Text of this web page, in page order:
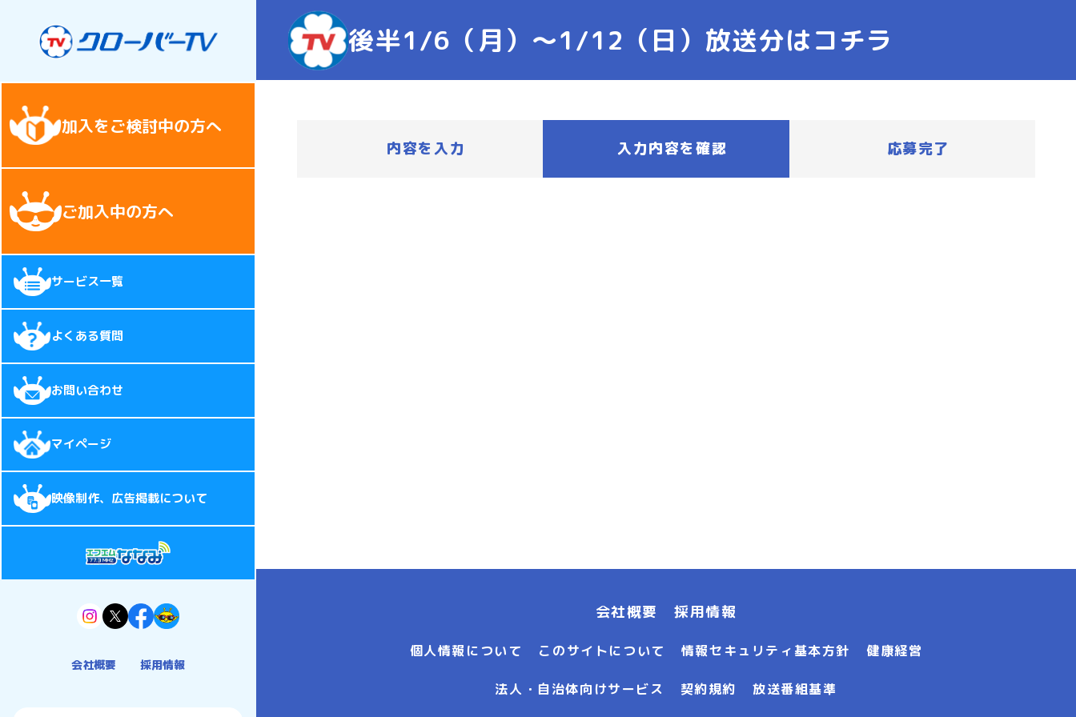
加入をご検討中の方へ
ご加入中の方へ
サービス一覧
よくある質問
お問い合わせ
マイページ
映像制作、広告掲載について
会社概要 採用情報
後半1/6（月）〜1/12（日）放送分はコチラ
内容を入力 入力内容を確認 応募完了
会社概要 採用情報
個人情報について このサイトについて 情報セキュリティ基本方針 健康経営
法人・自治体向けサービス 契約規約 放送番組基準